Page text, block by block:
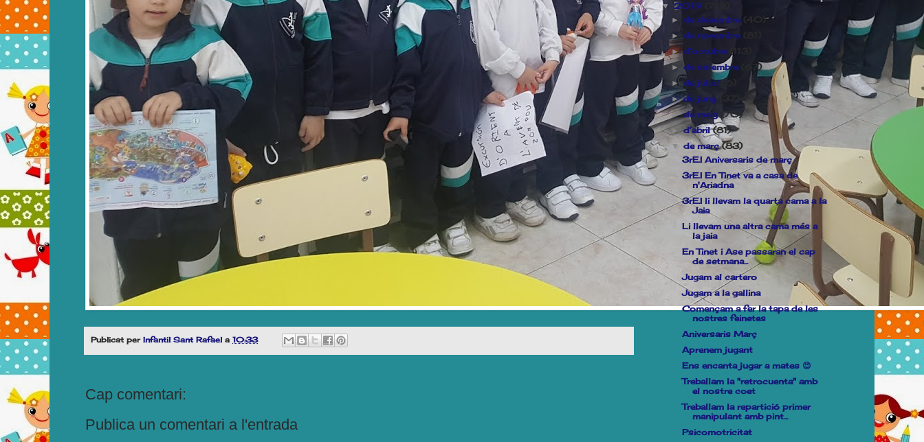
Publicat per Infantil Sant Rafael a 10:33
Cap comentari:
Publica un comentari a l'entrada
▼ 2019
►de desembre (40)
►de novembre
►d’octubre (113)
►de setembre (67)
►de juliol(6)
►de juny
►de maig (70)
►d’abril(81)
▼de març(83)
3rE.I Aniversaris de març
3rE.I En Tinet va a casa de
n'Ariadna
3rE.I li llevam la quarta cama a la
Jaia
Li llevam una altra cama més a
la jaia
En Tinet i Ase passaran el cap
de setmana...
Jugam al cartero
Jugam a la gallina
Començam a fer la tapa de les
nostres feinetes
Aniversaris Març
Aprenem jugant
Ens encanta jugar a mates 😍
Treballam la "retrocuenta" amb
el nostre coet
Treballam la repartició primer
manipulant amb pint...
Psicomotricitat